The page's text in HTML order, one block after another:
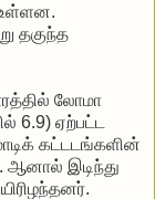
உள்ளன.
தகுந்த
லோமா
6.9) ஏற்பட்ட
கட்டடங்களின்
ஆனால் இடிந்து